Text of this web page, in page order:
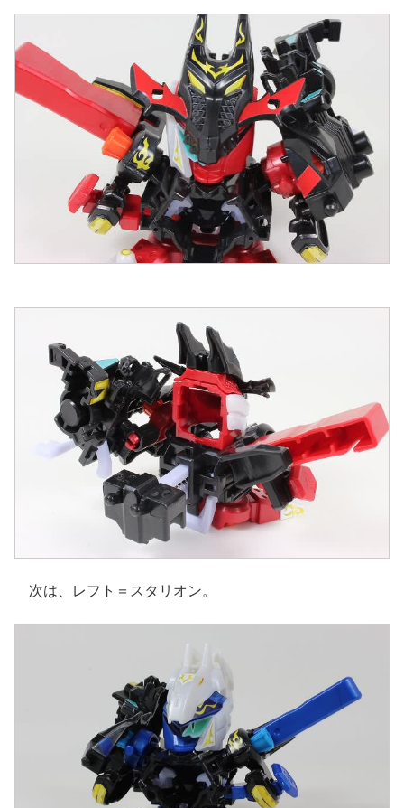
次は、レフト＝スタリオン。